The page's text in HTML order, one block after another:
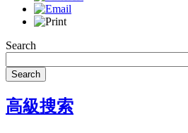
Search
Search
高級搜索